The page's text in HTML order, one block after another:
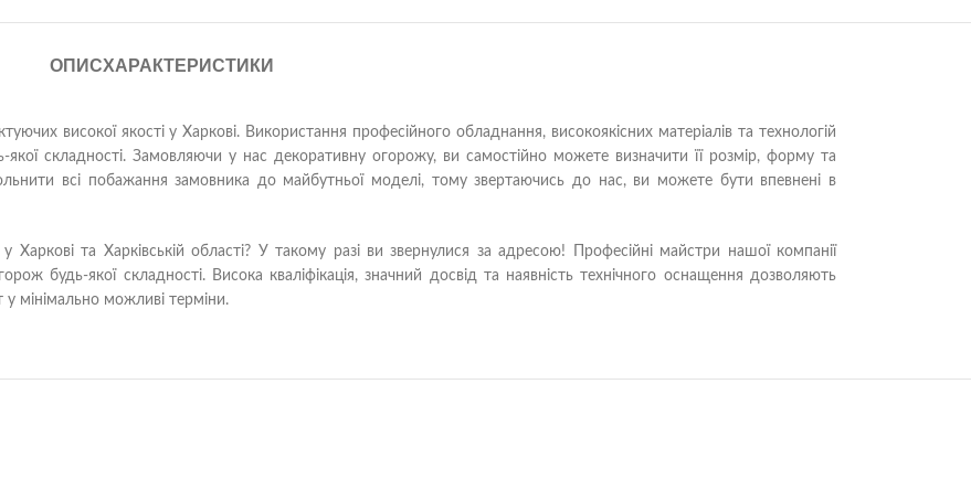
ОПИСХАРАКТЕРИСТИКИ
високої якості у Харкові. Використання професійного обладнання, високоякісних матеріалів та технологій
складності. Замовляючи у нас декоративну огорожу, ви самостійно можете визначити її розмір, форму та
всі побажання замовника до майбутньої моделі, тому звертаючись до нас, ви можете бути впевнені в
Харкові та Харківській області? У такому разі ви звернулися за адресою! Професійні майстри нашої компанії
будь-якої складності. Висока кваліфікація, значний досвід та наявність технічного оснащення дозволяють
у мінімально можливі терміни.